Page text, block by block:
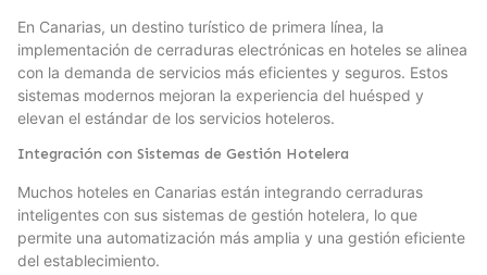
En Canarias, un destino turístico de primera línea, la
implementación de cerraduras electrónicas en hoteles se alinea
con la demanda de servicios más eficientes y seguros. Estos
sistemas modernos mejoran la experiencia del huésped y
elevan el estándar de los servicios hoteleros.
Integración con Sistemas de Gestión Hotelera
Muchos hoteles en Canarias están integrando cerraduras
inteligentes con sus sistemas de gestión hotelera, lo que
permite una automatización más amplia y una gestión eficiente
del establecimiento.